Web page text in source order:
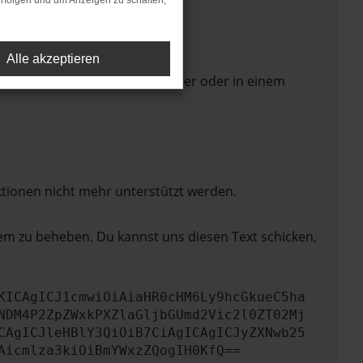
in einem anderen Browser oder in einem
nicht mehr unterstützt werden.
zu beheben. Du kannst uns diesen Text schicken,
Alle akzeptieren